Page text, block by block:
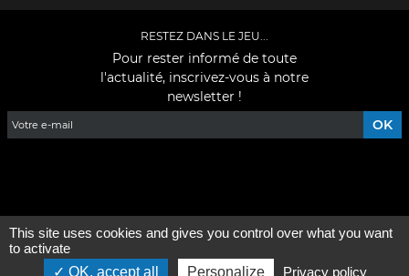
RESTEZ DANS LE JEU...
Pour rester informé de toute
l'actualité, inscrivez-vous à notre
newsletter !
©2026 - Tous droits réservés - Conception :epartenaire
This site uses cookies and gives you control over what you want
to activate
OK, accept all
Personalize Privacy policy